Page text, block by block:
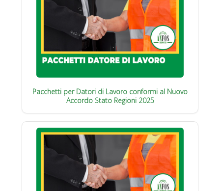
Pacchetti per Datori di Lavoro conformi al Nuovo
Accordo Stato Regioni 2025